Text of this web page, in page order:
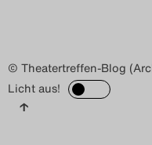
© Theatertreffen-Blog
Licht aus!
↑